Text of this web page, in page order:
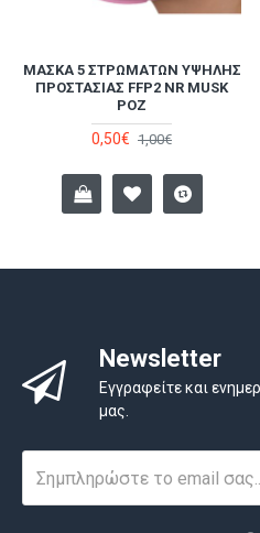
ΜΆΣΚΑ 5 ΣΤΡΩΜΆΤΩΝ ΥΨΗΛΉΣ
ΠΡΟΣΤΑΣΊΑΣ FFP2 NR MUSK
ΡΟΖ
0,50€ 1,00€
Newsletter
Εγγραφείτε και
μας.